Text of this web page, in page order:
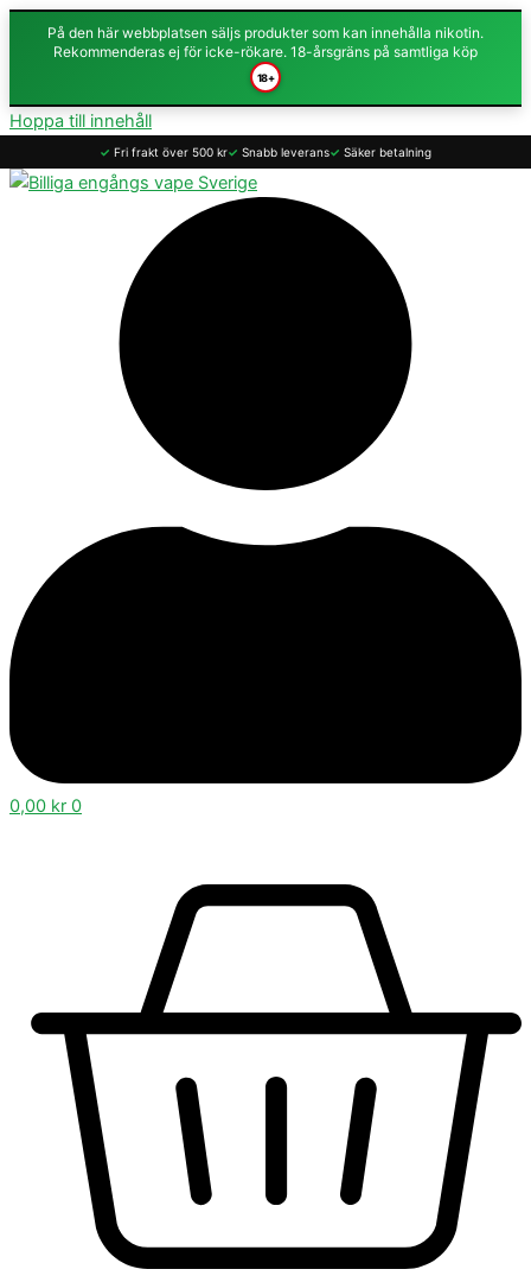
På den här webbplatsen säljs produkter som kan innehålla nikotin.
Rekommenderas ej för icke-rökare. 18-årsgräns på samtliga köp
18+
Hoppa till innehåll
✓ Fri frakt över 500 kr✓ Snabb leverans✓ Säker betalning
0,00 kr 0